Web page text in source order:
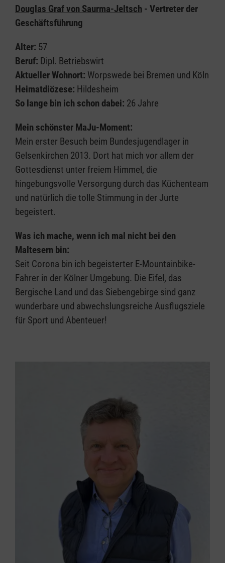
Douglas Graf von Saurma-Jeltsch - Vertreter der
Geschäftsführung
Alter: 57
Beruf: Dipl. Betriebswirt
Aktueller Wohnort: Worpswede bei Bremen und Köln
Heimatdiözese: Hildesheim
So lange bin ich schon dabei: 26 Jahre
Mein schönster MaJu-Moment:
Mein erster Besuch beim Bundesjugendlager in
Gelsenkirchen 2013. Dort hat mich vor allem der
Gottesdienst unter freiem Himmel, die
hingebungsvolle Versorgung durch das Küchenteam
und natürlich die tolle Stimmung in der Jurte
begeistert.
Was ich mache, wenn ich mal nicht bei den
Maltesern bin:
Seit Corona bin ich begeisterter E-Mountainbike-
Fahrer in der Kölner Umgebung. Die Eifel, das
Bergische Land und das Siebengebirge sind ganz
wunderbare und abwechslungsreiche Ausflugsziele
für Sport und Abenteuer!